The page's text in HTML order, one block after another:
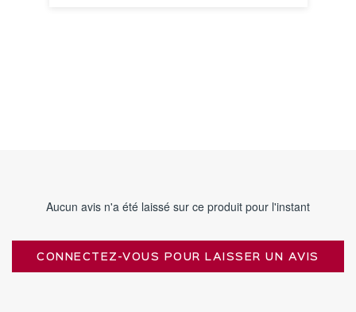
Aucun avis n'a été laissé sur ce produit pour l'instant
CONNECTEZ-VOUS POUR LAISSER UN AVIS